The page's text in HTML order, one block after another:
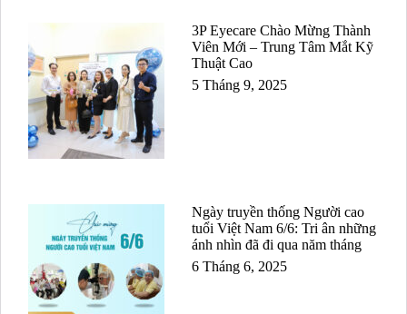
3P Eyecare Chào Mừng Thành
Viên Mới – Trung Tâm Mắt Kỹ
Thuật Cao
5 Tháng 9, 2025
Ngày truyền thống Người cao
tuổi Việt Nam 6/6: Tri ân những
ánh nhìn đã đi qua năm tháng
6 Tháng 6, 2025